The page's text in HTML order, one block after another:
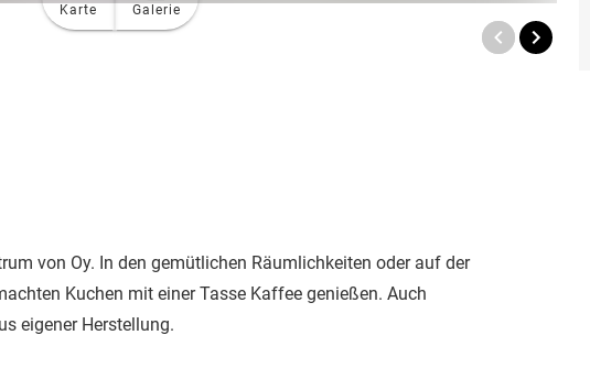
Karte Galerie
von Oy. In den gemütlichen Räumlichkeiten oder auf der
Kuchen mit einer Tasse Kaffee genießen. Auch
eigener Herstellung.